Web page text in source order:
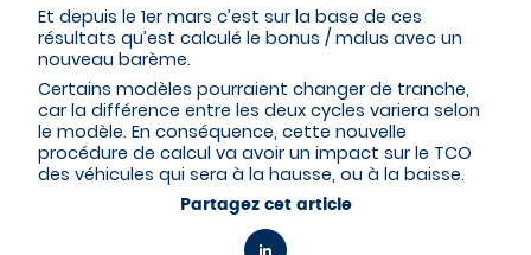
Et depuis le 1er mars c’est sur la base de ces
résultats qu’est calculé le bonus / malus avec un
nouveau barème.
Certains modèles pourraient changer de tranche,
car la différence entre les deux cycles variera selon
le modèle. En conséquence, cette nouvelle
procédure de calcul va avoir un impact sur le TCO
des véhicules qui sera à la hausse, ou à la baisse.
Partagez cet article